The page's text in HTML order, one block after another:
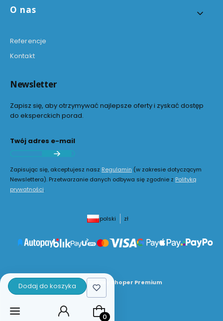
O nas
Referencje
Kontakt
Newsletter
Zapisz się, aby otrzymywać najlepsze oferty i zyskać dostęp
do eksperckich porad.
Twój adres e-mail
Zapisując się, akceptujesz nasz Regulamin (w zakresie dotyczącym
Newslettera). Przetwarzanie danych odbywa się zgodnie z Polityką
prywatności.
polski zł
Sklep internetowy Shoper Premium
Dodaj do koszyka
Produkty w koszyku: 0. Zobacz